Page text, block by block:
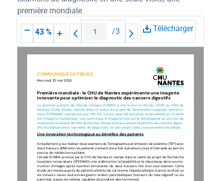
première mondiale.
43 %
/3 Télécharger
Première mondiale : le CHU de Nantes expérimente une imagerie
innovante pour optimiser le diagnostic des cancers digestifs
COMMUNIQUÉ DE PRESSE
Le  premier  patient  de  l’étude  clinique  ELMIRA  a  été  inclus  en  février  2026  au  CHU  de
Nantes.  Cette  étude,  menée  dans  le  cadre  du  projet  de  Recherche  hospitalo-universi-
taire OPERANDI coordonné par l’AP-HP, a pour objectif d’évaluer la faisabilité et l’intérêt
de l’imagerie multiplexe1, une technique d’imagerie innovante développée au service de
médecine nucléaire du CHU de Nantes. Elle permet aux patients atteints de cancers diges
tifs de réaliser deux examens de diagnostic en une seule visite, une première mondiale.
Une innovation technologique au bénéfice des patients
Actuellement, pour réaliser deux examens de Tomographie par émission de positons (TEP) avec
deux traceurs différents, les patients viennent deux fois à plusieurs jours d’intervalle au sein du
service de médecine nucléaire.
L’étude ELMIRA promue par le CHU de Nantes et menée dans le cadre du projet de Recherche
hospitalo-universitaire OPERANDI, vise à démontrer la faisabilité et la robustesse de la recons-
truction  d’images  après  injection  simultanée  de  deux  traceurs  lors  d’un  seul  examen.  Cette
étude est menée auprès de patients atteints de carcinome hépatocellulaire (cancer du foie) ou
de tumeurs neuro-endocrines gastro-entéro-pancréatiques (tumeurs du tube digestif ou du
pancréas, issues de cellules capables de produire des hormones).
Mercredi 20 mai 2026